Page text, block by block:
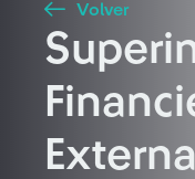
Buscar
Volver